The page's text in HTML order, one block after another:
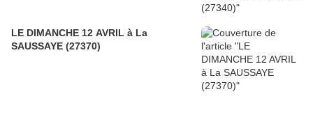
LE DIMANCHE 12 AVRIL à La
SAUSSAYE (27370)